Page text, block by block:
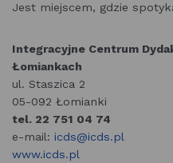
Jest miejscem, gdzie
Integracyjne Centrum
Łomiankach
ul. Staszica 2
05-092 Łomianki
tel. 22 751 04 74
e-mail: icds@icds.pl
www.icds.pl